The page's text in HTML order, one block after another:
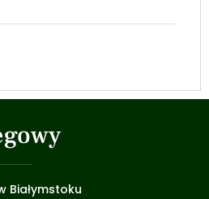
Białymstoku